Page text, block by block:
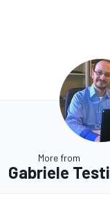
More from
Gabriele Testi